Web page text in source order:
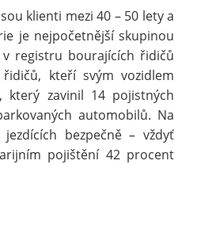
klienti mezi 40 – 50 lety a
je nejpočetnější skupinou
registru bourajících řidičů
kteří svým vozidlem
zavinil 14 pojistných
automobilů. Na
bezpečně – vždyť
pojištění 42 procent